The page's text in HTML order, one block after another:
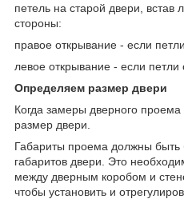
петель на старой двери, встав
стороны:
правое открывание - если
левое открывание - если петли
Определяем размер двери
Когда замеры дверного
размер двери.
Габариты проема должны
габаритов двери. Это
между дверным коробом и
чтобы установить и